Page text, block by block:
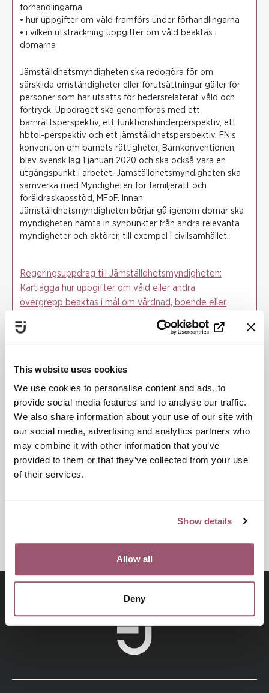
This website uses cookies
We use cookies to personalise content and ads, to
provide social media features and to analyse our traffic.
We also share information about your use of our site with
our social media, advertising and analytics partners who
may combine it with other information that you’ve
provided to them or that they’ve collected from your use
of their services.
Show details
Allow all
Deny
förhandlingarna
• hur uppgifter om våld framförs under förhandlingarna
• i vilken utsträckning uppgifter om våld beaktas i
domarna
Jämställdhetsmyndigheten ska redogöra för om
särskilda omständigheter eller förutsättningar gäller för
personer som har utsatts för hedersrelaterat våld och
förtryck. Uppdraget ska genomföras med ett
barnrättsperspektiv, ett funktionshinderperspektiv, ett
hbtqi-perspektiv och ett jämställdhetsperspektiv. FN:s
konvention om barnets rättigheter, Barnkonventionen,
blev svensk lag 1 januari 2020 och ska också vara en
utgångspunkt i arbetet. Jämställdhetsmyndigheten ska
samverka med Myndigheten för familjerätt och
föräldraskapsstöd, MFoF. Innan
Jämställdhetsmyndigheten börjar gå igenom domar ska
myndigheten hämta in synpunkter från andra relevanta
myndigheter och aktörer, till exempel i civilsamhället.
Regeringsuppdrag till Jämställdhetsmyndigheten:
Kartlägga hur uppgifter om våld eller andra
övergrepp beaktas i mål om vårdnad, boende eller
Rapport från Jämställdhetsmyndigheten: Uppgifter
om våld är inget undantag (2022:1)
Startdatum
: 05 maj 2020
JÄMSTÄLLDHETSMYNDIGHETEN
SÄRSKILD SÅRBARHET FÖR VÅLD
FUNKTIONSHINDERPERSPEKTIV
HEDERSRELATERAT VÅLD OCH FÖRTRYCK